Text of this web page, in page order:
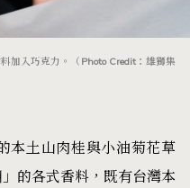
加入巧克力。（Photo Credit：雄獅集
本土山肉桂與小油菊花草
的各式香料，既有台灣本